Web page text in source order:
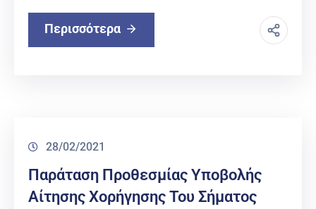
Περισσότερα
28/02/2021
Παράταση Προθεσμίας Υποβολής
Αίτησης Χορήγησης Του Σήματος